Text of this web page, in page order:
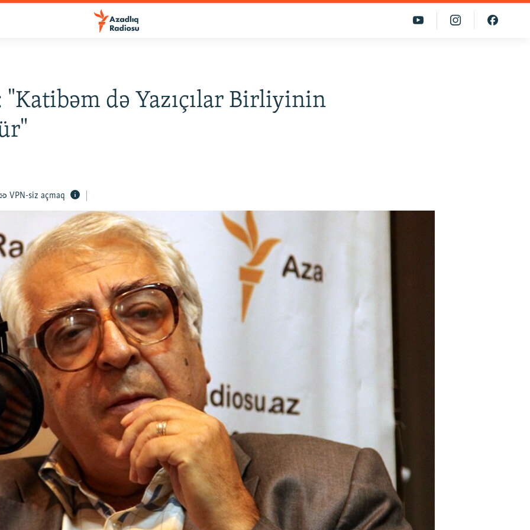
"Katibəm də Yazıçılar Birliyinin
VPN-siz açmaq